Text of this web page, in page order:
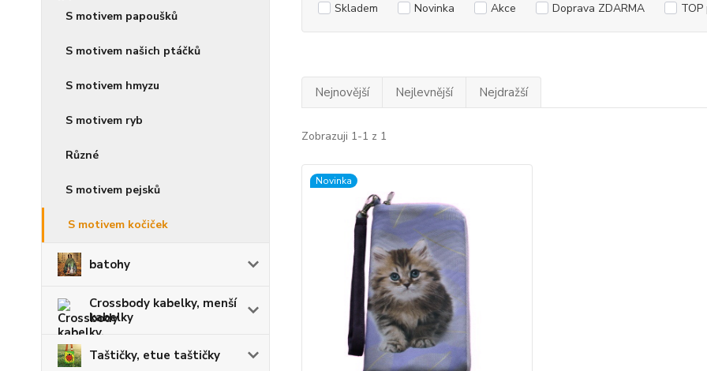
S motivem papoušků
S motivem našich ptáčků
S motivem hmyzu
S motivem ryb
Různé
S motivem pejsků
S motivem kočiček
batohy
Crossbody kabelky, menší
kabelky
Taštičky, etue taštičky
Skladem Novinka Akce Doprava ZDARMA
Nejnovější Nejlevnější Nejdražší
Zobrazuji 1-1 z 1
Novinka